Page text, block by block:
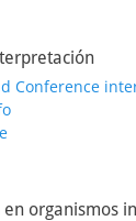
Conference
organismos